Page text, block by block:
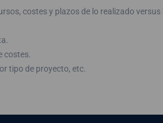
costes y plazos de lo realizado
costes.
tipo de proyecto, etc.